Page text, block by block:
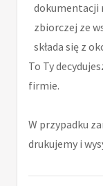
dokumentacji
zbiorczej ze
składa się z
To Ty
firmie.
W przypadku
drukujemy i